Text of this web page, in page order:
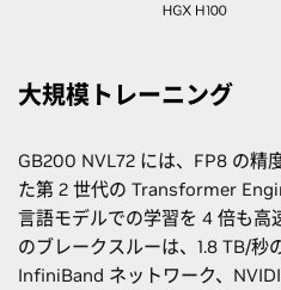
大規模トレーニング
GB200 NVL72 には、FP8 の精
た第 2 世代の Transformer
言語モデルでの学習を 4 倍も高
のブレークスルーは、1.8 TB/秒
InfiniBand ネットワーク、